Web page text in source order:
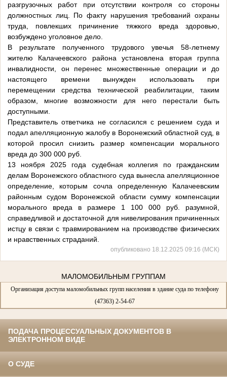
разгрузочных работ при отсутствии контроля со стороны
должностных лиц. По факту нарушения требований охраны
труда, повлекших причинение тяжкого вреда здоровью,
возбуждено уголовное дело.
В результате полученного трудового увечья 58-летнему
жителю Калачеевского района установлена вторая группа
инвалидности, он перенес множественные операции и до
настоящего времени вынужден использовать при
перемещении средства технической реабилитации, таким
образом, многие возможности для него перестали быть
доступными.
Представитель ответчика не согласился с решением суда и
подал апелляционную жалобу в Воронежский областной суд, в
которой просил снизить размер компенсации морального
вреда до 300 000 руб.
13 ноября 2025 года судебная коллегия по гражданским
делам Воронежского областного суда вынесла апелляционное
определение, которым сочла определенную Калачеевским
районным судом Воронежской области сумму компенсации
морального вреда в размере 1 100 000 руб. разумной,
справедливой и достаточной для нивелирования причиненных
истцу в связи с травмированием на производстве физических
и нравственных страданий.
опубликовано 18.12.2025 09:16 (МСК)
МАЛОМОБИЛЬНЫМ ГРУППАМ
Организация доступа маломобильных групп населения в здание суда по телефону
(47363) 2-54-67
ПОДАЧА ПРОЦЕССУАЛЬНЫХ ДОКУМЕНТОВ В
ЭЛЕКТРОННОМ ВИДЕ
О СУДЕ